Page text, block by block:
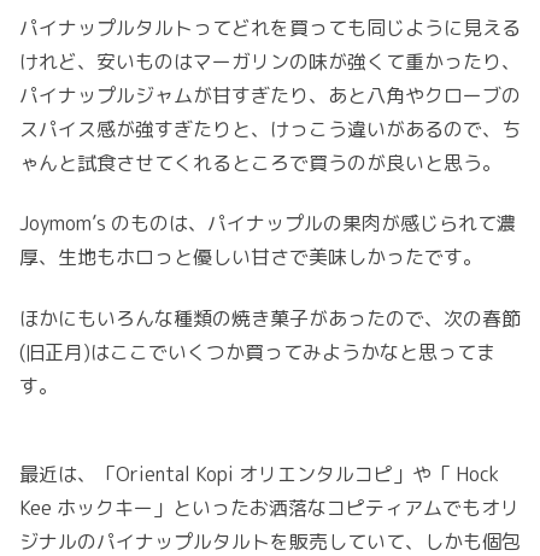
パイナップルタルトってどれを買っても同じように見える
けれど、安いものはマーガリンの味が強くて重かったり、
パイナップルジャムが甘すぎたり、あと八角やクローブの
スパイス感が強すぎたりと、けっこう違いがあるので、ち
ゃんと試食させてくれるところで買うのが良いと思う。
Joymom’s のものは、パイナップルの果肉が感じられて濃
厚、生地もホロっと優しい甘さで美味しかったです。
ほかにもいろんな種類の焼き菓子があったので、次の春節
(旧正月)はここでいくつか買ってみようかなと思ってま
す。
最近は、「Oriental Kopi オリエンタルコピ」や「 Hock
Kee ホックキー」といったお洒落なコピティアムでもオリ
ジナルのパイナップルタルトを販売していて、しかも個包